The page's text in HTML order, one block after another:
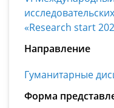
«Research start
Направление
Гуманитарные
Форма